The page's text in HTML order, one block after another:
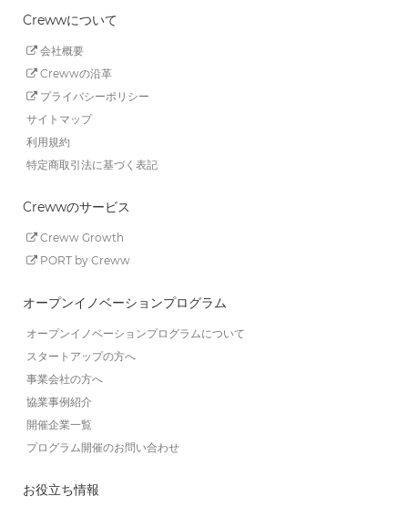
Crewwについて
会社概要
Crewwの沿革
プライバシーポリシー
サイトマップ
利用規約
特定商取引法に基づく表記
Crewwのサービス
Creww Growth
PORT by Creww
オープンイノベーションプログラム
オープンイノベーションプログラムについて
スタートアップの方へ
事業会社の方へ
協業事例紹介
開催企業一覧
プログラム開催のお問い合わせ
お役立ち情報